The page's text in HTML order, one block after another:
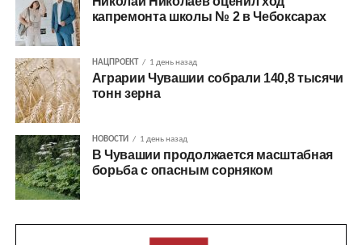
капремонта школы № 2 в Чебоксарах
НАЦПРОЕКТ 1 день назад
Аграрии Чувашии собрали 140,8 тысячи
тонн зерна
НОВОСТИ 1 день назад
В Чувашии продолжается масштабная
борьба с опасным сорняком